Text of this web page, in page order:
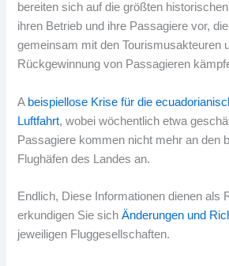
bereiten sich auf die größten
ihren Betrieb und ihre Passagiere vor,
gemeinsam mit den Tourismusakteuren
Rückgewinnung von Passagieren
A beispiellose Krise für die
Luftfahrt, wobei wöchentlich etwa
Passagiere kommen nicht mehr an den
Flughäfen des Landes an.
Endlich, Diese Informationen dienen als
erkundigen Sie sichÄnderungen und
jeweiligen Fluggesellschaften.